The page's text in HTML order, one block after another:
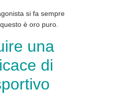
si fa sempre
è oro puro.
una
di